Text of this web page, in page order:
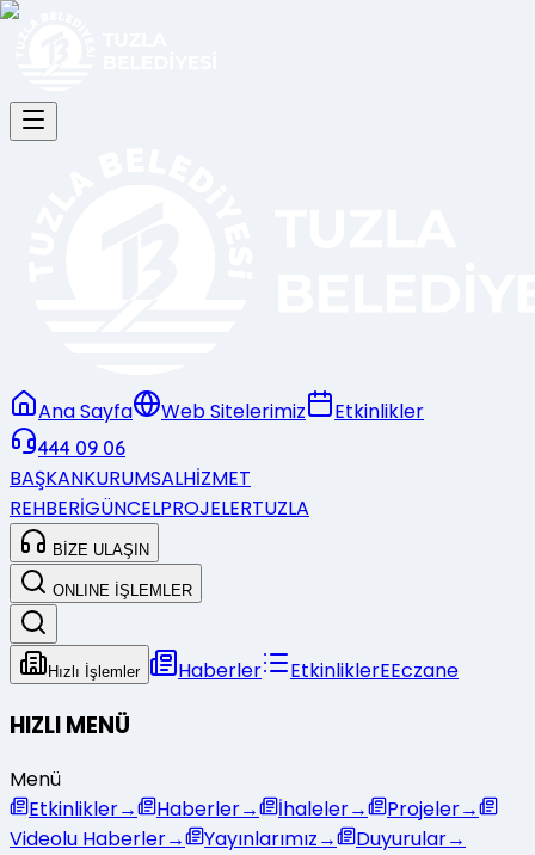
Ana Sayfa Web Sitelerimiz Etkinlikler
444 09 06
BAŞKANKURUMSALHİZMET
REHBERİGÜNCELPROJELERTUZLA
BİZE ULAŞIN
ONLINE İŞLEMLER
Hızlı İşlemler Haberler EtkinliklerEEczane
HIZLI MENÜ
Menü
Etkinlikler→ Haberler→ İhaleler→ Projeler→
Videolu Haberler→ Yayınlarımız→ Duyurular→